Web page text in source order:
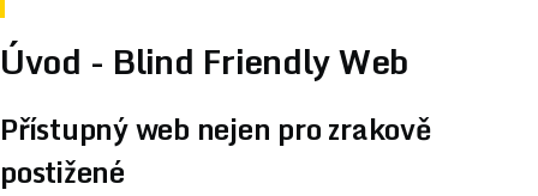
Úvod - Blind Friendly Web
Přístupný web nejen pro zrakově
postižené